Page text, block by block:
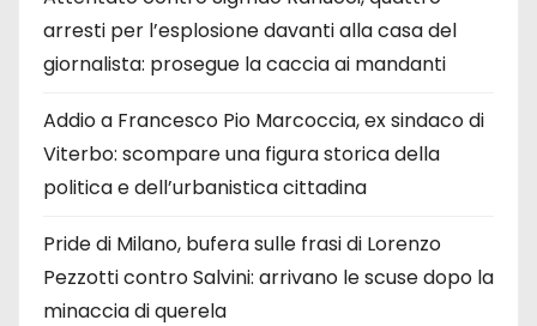
arresti per l’esplosione davanti alla casa del
giornalista: prosegue la caccia ai mandanti
Addio a Francesco Pio Marcoccia, ex sindaco di
Viterbo: scompare una figura storica della
politica e dell’urbanistica cittadina
Pride di Milano, bufera sulle frasi di Lorenzo
Pezzotti contro Salvini: arrivano le scuse dopo la
minaccia di querela